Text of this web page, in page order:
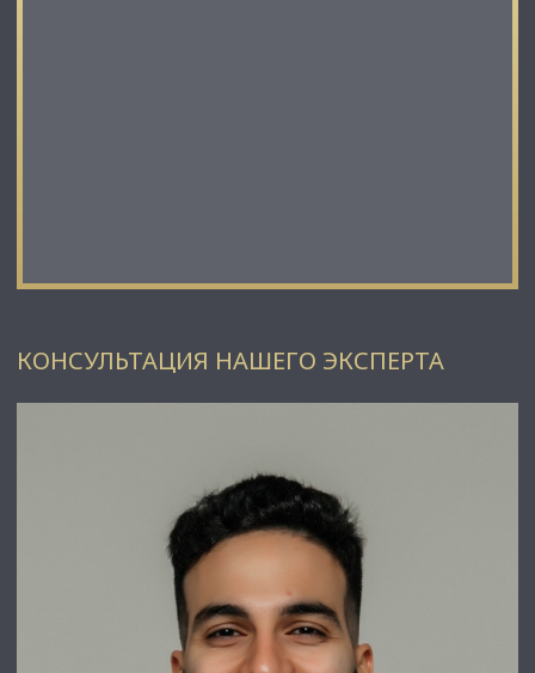
КОНСУЛЬТАЦИЯ НАШЕГО ЭКСПЕРТА